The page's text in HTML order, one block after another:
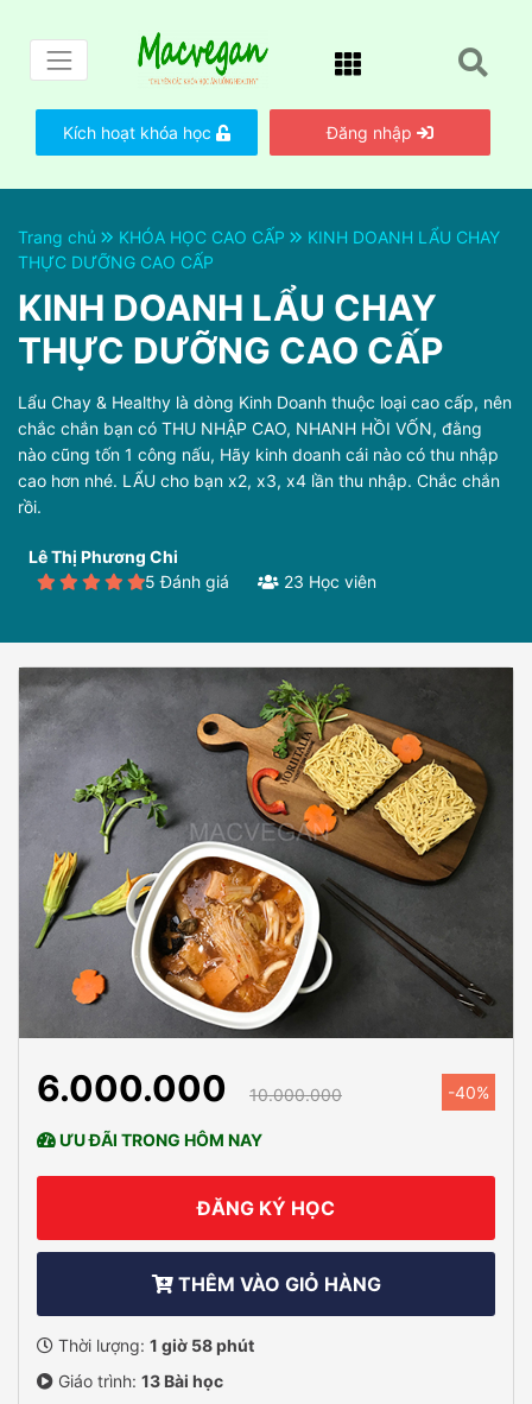
Kích hoạt khóa học Đăng nhập
Trang chủ KHÓA HỌC CAO CẤP
KINH DOANH LẨU CHAY
THỰC DƯỠNG CAO CẤP
KINH DOANH LẨU CHAY
THỰC DƯỠNG CAO CẤP
Lẩu Chay & Healthy là dòng Kinh Doanh thuộc loại cao cấp, nên
chắc chắn bạn có THU NHẬP CAO, NHANH HỒI VỐN, đằng
nào cũng tốn 1 công nấu, Hãy kinh doanh cái nào có thu nhập
cao hơn nhé. LẨU cho bạn x2, x3, x4 lần thu nhập. Chắc chắn
rồi.
Lê Thị Phương Chi
5 Đánh giá
23 Học viên
6.000.000 10.000.000 -40%
ƯU ĐÃI TRONG HÔM NAY
ĐĂNG KÝ HỌC
THÊM VÀO GIỎ HÀNG
Thời lượng: 1 giờ 58 phút
Giáo trình: 13 Bài học